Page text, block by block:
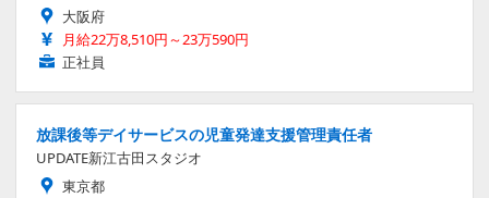
大阪府
月給22万8,510円～23万590円
正社員
放課後等デイサービスの児童発達支援管理責任者
UPDATE新江古田スタジオ
東京都